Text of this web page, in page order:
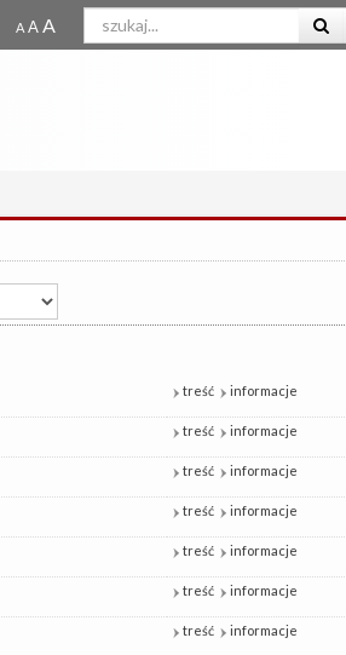
treść informacje
treść informacje
treść informacje
treść informacje
treść informacje
treść informacje
treść informacje